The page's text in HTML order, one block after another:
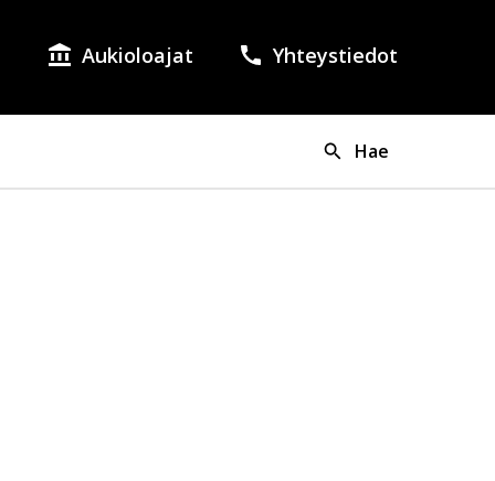
on valittuna suomi.
as the language of the page.
Aukioloajat Yhteystiedot
Hae